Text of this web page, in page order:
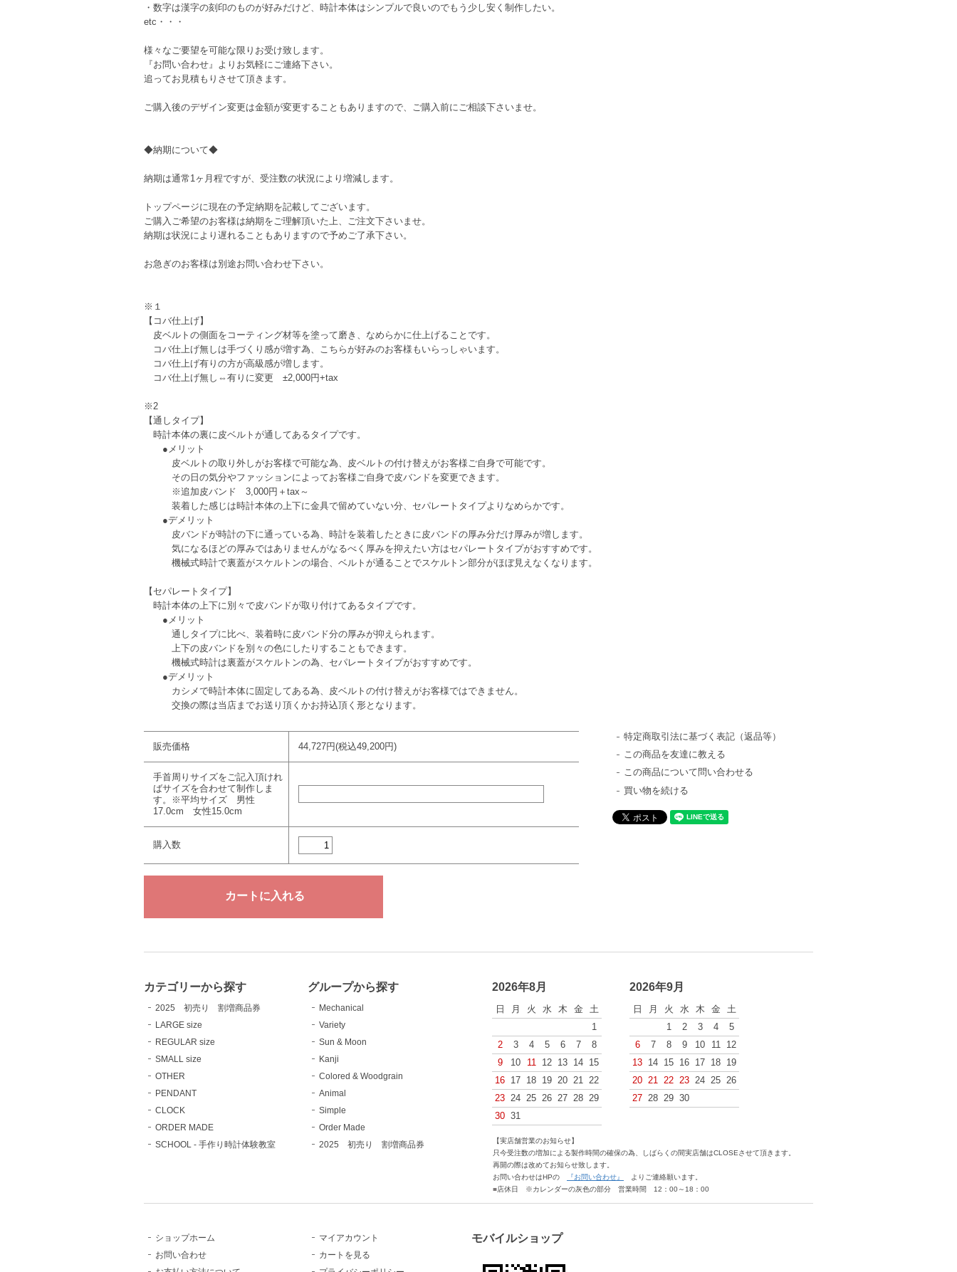
・数字は漢字の刻印のものが好みだけど、時計本体はシンプルで良いのでもう少し安く制作したい。
etc・・・
様々なご要望を可能な限りお受け致します。
『お問い合わせ』よりお気軽にご連絡下さい。
追ってお見積もりさせて頂きます。
ご購入後のデザイン変更は金額が変更することもありますので、ご購入前にご相談下さいませ。
◆納期について◆
納期は通常1ヶ月程ですが、受注数の状況により増減します。
トップページに現在の予定納期を記載してございます。
ご購入ご希望のお客様は納期をご理解頂いた上、ご注文下さいませ。
納期は状況により遅れることもありますので予めご了承下さい。
お急ぎのお客様は別途お問い合わせ下さい。
※１
【コバ仕上げ】
皮ベルトの側面をコーティング材等を塗って磨き、なめらかに仕上げることです。
コバ仕上げ無しは手づくり感が増す為、こちらが好みのお客様もいらっしゃいます。
コバ仕上げ有りの方が高級感が増します。
コバ仕上げ無し⇔有りに変更 ±2,000円+tax
※2
【通しタイプ】
時計本体の裏に皮ベルトが通してあるタイプです。
●メリット
皮ベルトの取り外しがお客様で可能な為、皮ベルトの付け替えがお客様ご自身で可能です。
その日の気分やファッションによってお客様ご自身で皮バンドを変更できます。
※追加皮バンド 3,000円＋tax～
装着した感じは時計本体の上下に金具で留めていない分、セパレートタイプよりなめらかです。
●デメリット
皮バンドが時計の下に通っている為、時計を装着したときに皮バンドの厚み分だけ厚みが増します。
気になるほどの厚みではありませんがなるべく厚みを抑えたい方はセパレートタイプがおすすめです。
機械式時計で裏蓋がスケルトンの場合、ベルトが通ることでスケルトン部分がほぼ見えなくなります。
【セパレートタイプ】
時計本体の上下に別々で皮バンドが取り付けてあるタイプです。
●メリット
通しタイプに比べ、装着時に皮バンド分の厚みが抑えられます。
上下の皮バンドを別々の色にしたりすることもできます。
機械式時計は裏蓋がスケルトンの為、セパレートタイプがおすすめです。
●デメリット
カシメで時計本体に固定してある為、皮ベルトの付け替えがお客様ではできません。
交換の際は当店までお送り頂くかお持込頂く形となります。
販売価格 44,727円(税込49,200円)
手首周りサイズをご記入頂けれ
ばサイズを合わせて制作しま
す。※平均サイズ 男性
17.0cm 女性15.0cm
購入数
特定商取引法に基づく表記（返品等）
この商品を友達に教える
この商品について問い合わせる
買い物を続ける
カテゴリーから探す
2025 初売り 割増商品券
LARGE size
REGULAR size
SMALL size
OTHER
PENDANT
CLOCK
ORDER MADE
SCHOOL - 手作り時計体験教室
2026年8月
日 月 火 水 木 金
土
1
2
3 4 5 6 7
8
9
10 11 12 13 14 15
16 17 18 19 20 21
22
23 24 25 26 27 28 29
30 31
2026年9月
日 月 火 水 木 金
土
1
2 3 4
5
6
7 8 9 10 11
12
13 14 15 16 17 18 19
20 21 22 23 24 25 26
27 28 29 30
【実店舗営業のお知らせ】
只今受注数の増加による製作時間の確保の為、しばらくの間実店舗はCLOSEさせて頂きます。
再開の際は改めてお知らせ致します。
お問い合わせはHPの
『お問い合わせ』
よりご連絡願います。
■店休日 ※カレンダーの灰色の部分 営業時間 12：00～18：00
グループから探す
Mechanical
Variety
Sun & Moon
Kanji
Colored & Woodgrain
Animal
Simple
Order Made
2025 初売り 割増商品券
ショップホーム
お問い合わせ
マイアカウント
カートを見る
モバイルショップ